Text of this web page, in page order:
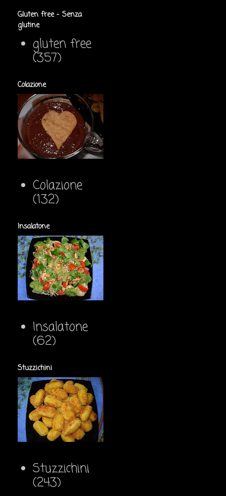
Gluten free - Senza
glutine
gluten free
(357)
Colazione
Colazione
(132)
Insalatone
Insalatone
(62)
Stuzzichini
Stuzzichini
(243)